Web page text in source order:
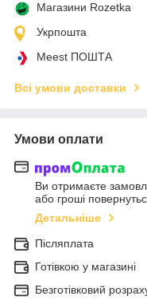
Магазини Rozetka
Укрпошта
Meest ПОШТА
Всі умови доставки
Умови оплати
Ви отримаєте
або гроші
Детальніше
Післяплата
Готівкою у магазині
Безготівковий